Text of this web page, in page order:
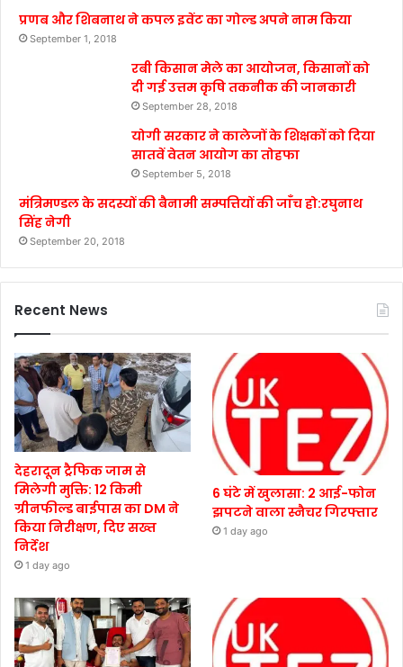
प्रणब और शिबनाथ ने कपल इवेंट का गोल्ड अपने नाम किया
September 1, 2018
रबी किसान मेले का आयोजन, किसानों को
दी गई उत्तम कृषि तकनीक की जानकारी
September 28, 2018
योगी सरकार ने कालेजों के शिक्षकों को दिया
सातवें वेतन आयोग का तोहफा
September 5, 2018
मंत्रिमण्डल के सदस्यों की बैनामी सम्पत्तियों की जाँच हो:रघुनाथ
सिंह नेगी
September 20, 2018
Recent News
देहरादून ट्रैफिक जाम से
मिलेगी मुक्ति: 12 किमी
ग्रीनफील्ड बाईपास का DM ने
किया निरीक्षण, दिए सख्त
निर्देश
1 day ago
6 घंटे में खुलासा: 2 आई-फोन
झपटने वाला स्नैचर गिरफ्तार
1 day ago